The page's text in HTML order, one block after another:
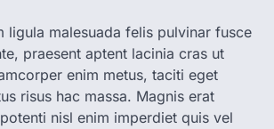
जाएगी एल्बेंडाजोल
More Khabar August 7, 2026
रायपुर। राष्ट्रीय कृमि मुक्ति दिवस भारत सरकार द्वारा
बच्चों के स्वास्थ्य सुधार के लिए वर्ष…
ligula malesuada felis pulvinar fusce
praesent aptent lacinia cras ut
enim metus, taciti eget
risus hac massa. Magnis erat
nisl enim imperdiet quis vel